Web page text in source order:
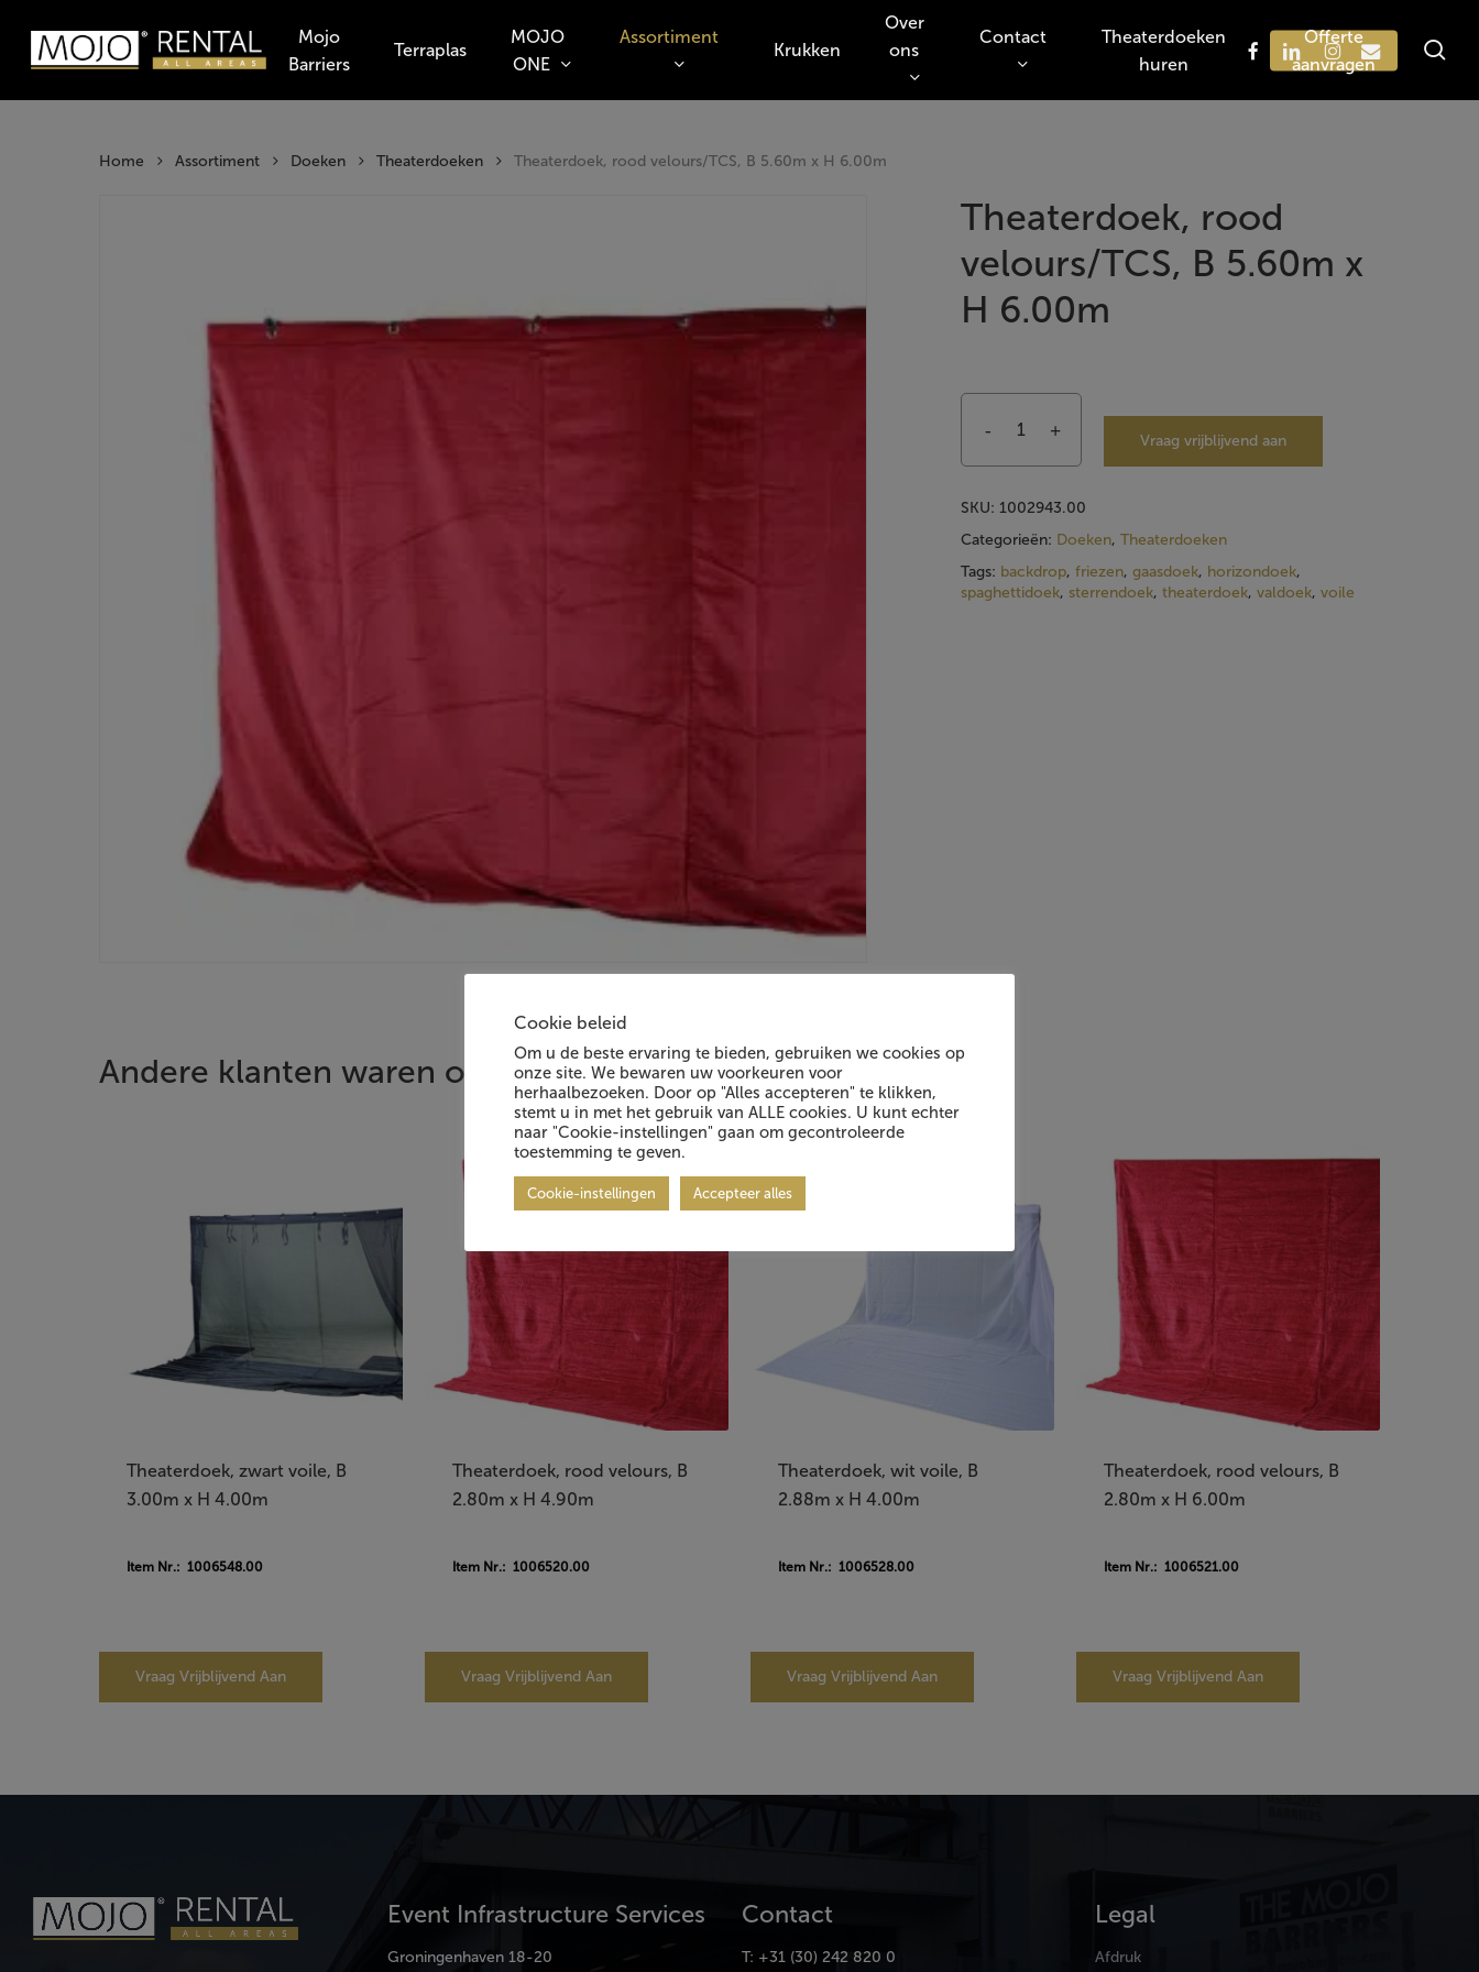
main
content
Mojo
Barriers
Terraplas
MOJO
ONE
Assortiment
Krukken
Over
ons
Contact
Theaterdoeken
huren
Offerte
aanvragen
facebooklinkedininstagram
email
Home Assortiment Doeken Theaterdoeken Theaterdoek, rood velours/TCS, B 5.60m x H 6.00m
Theaterdoek, rood
velours/TCS, B 5.60m x
H 6.00m
Vraag vrijblijvend aan
SKU: 1002943.00
Categorieën: Doeken,Theaterdoeken
Tags: backdrop,friezen,gaasdoek, horizondoek,
spaghettidoek, sterrendoek,theaterdoek,valdoek,voile
Andere klanten waren ook geïnteresseerd in:
Theaterdoek, zwart voile, B
3.00m x H 4.00m
Item Nr.: 1006548.00
Vraag Vrijblijvend Aan
Theaterdoek, rood velours, B
2.80m x H 4.90m
Item Nr.: 1006520.00
Vraag Vrijblijvend Aan
Theaterdoek, wit voile, B
2.88m x H 4.00m
Item Nr.: 1006528.00
Vraag Vrijblijvend Aan
Theaterdoek, rood velours, B
2.80m x H 6.00m
Item Nr.: 1006521.00
Vraag Vrijblijvend Aan
Event Infrastructure Services
Groningenhaven 18-20
Contact
T: +31 (30) 242 820 0
Legal
Afdruk
Cookie beleid
Om u de beste ervaring te bieden, gebruiken we cookies op
onze site. We bewaren uw voorkeuren voor
herhaalbezoeken. Door op "Alles accepteren" te klikken,
stemt u in met het gebruik van ALLE cookies. U kunt echter
naar "Cookie-instellingen" gaan om gecontroleerde
toestemming te geven.
Cookie-instellingen Accepteer alles